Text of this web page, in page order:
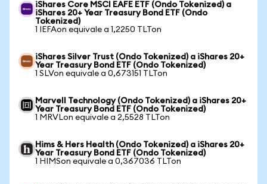
iShares Core MSCI EAFE ETF (Ondo Tokenized) a
iShares 20+ Year Treasury Bond ETF (Ondo
Tokenized)
1 IEFAon equivale a 1,2250 TLTon
iShares Silver Trust (Ondo Tokenized) a iShares 20+
Year Treasury Bond ETF (Ondo Tokenized)
1 SLVon equivale a 0,673151 TLTon
Marvell Technology (Ondo Tokenized) a iShares 20+
Year Treasury Bond ETF (Ondo Tokenized)
1 MRVLon equivale a 2,5528 TLTon
Hims & Hers Health (Ondo Tokenized) a iShares 20+
Year Treasury Bond ETF (Ondo Tokenized)
1 HIMSon equivale a 0,367036 TLTon